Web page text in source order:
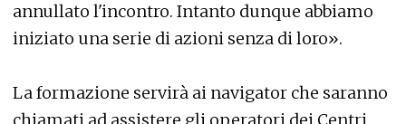
annullato l'incontro. Intanto dunque abbiamo
iniziato una serie di azioni senza di loro».
La formazione servirà ai navigator che saranno